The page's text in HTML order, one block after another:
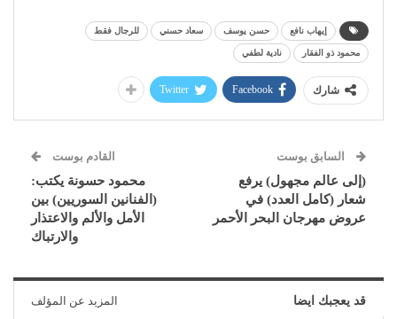
إيهاب نافع حسن يوسف سعاد حسني للرجال فقط
محمود ذو الفقار نادية لطفي
شارك Facebook
Twitter
السابق بوست
(إلى عالم مجهول) يرفع
شعار (كامل العدد) في
عروض مهرجان البحر الأحمر
القادم بوست
محمود حسونة يكتب:
(الفنانين السوريين) بين
الأمل والألم والاعتذار
والارتباك
قد يعجبك ايضا المزيد عن المؤلف